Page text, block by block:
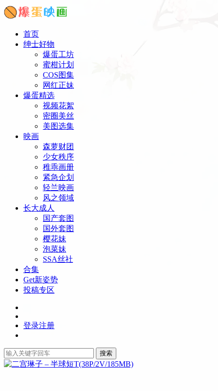
首页
绅士好物
爆蛋工坊
蜜柑计划
COS图集
网红正妹
爆蛋精选
视频花絮
密圈美丝
美图选集
映画
森萝财团
少女秩序
稚乖画册
紧急企划
轻兰映画
风之领域
长大成人
国产套图
国外套图
樱花妹
泡菜妹
SSA丝社
合集
Get新姿势
投稿专区
登录注册
搜索